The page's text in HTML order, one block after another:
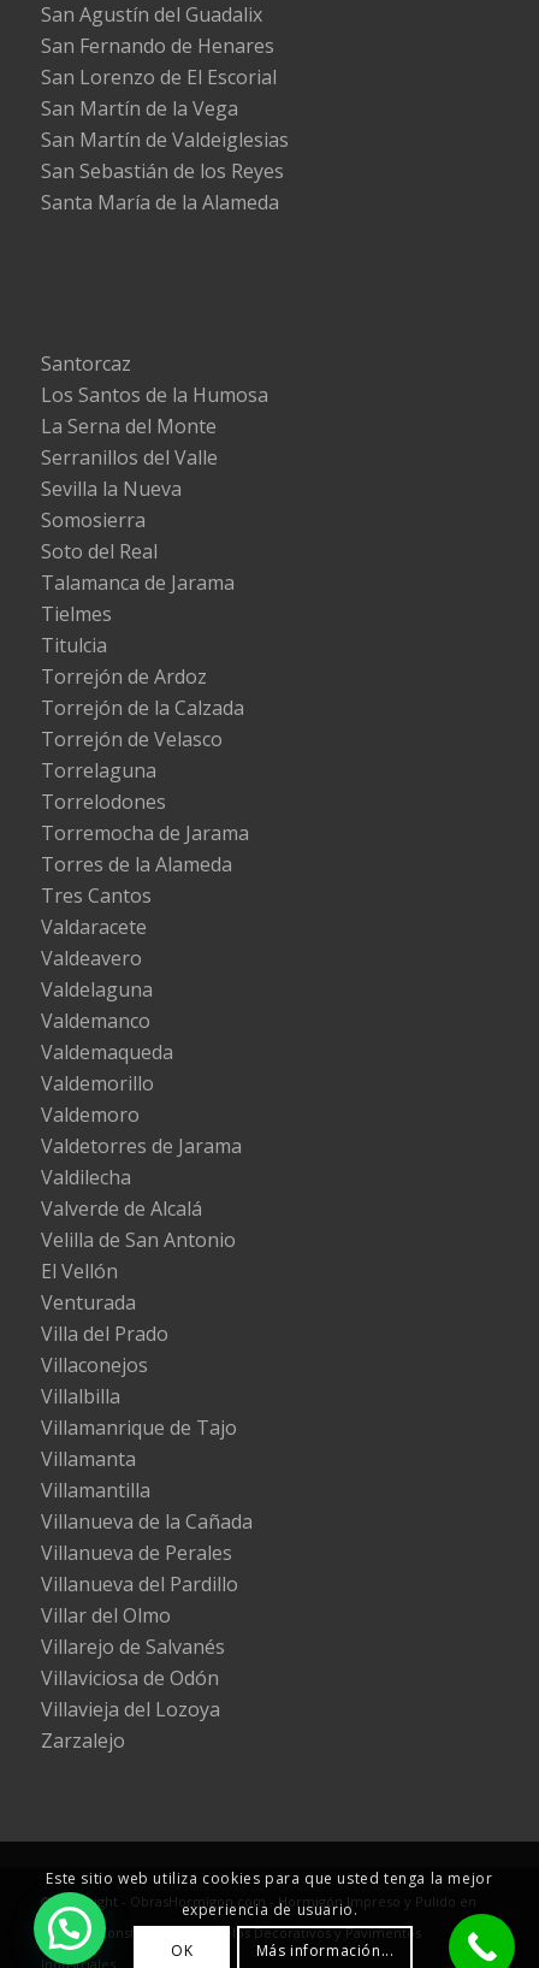
San Agustín del Guadalix
San Fernando de Henares
San Lorenzo de El Escorial
San Martín de la Vega
San Martín de Valdeiglesias
San Sebastián de los Reyes
Santa María de la Alameda
Santorcaz
Los Santos de la Humosa
La Serna del Monte
Serranillos del Valle
Sevilla la Nueva
Somosierra
Soto del Real
Talamanca de Jarama
Tielmes
Titulcia
Torrejón de Ardoz
Torrejón de la Calzada
Torrejón de Velasco
Torrelaguna
Torrelodones
Torremocha de Jarama
Torres de la Alameda
Tres Cantos
Valdaracete
Valdeavero
Valdelaguna
Valdemanco
Valdemaqueda
Valdemorillo
Valdemoro
Valdetorres de Jarama
Valdilecha
Valverde de Alcalá
Velilla de San Antonio
El Vellón
Venturada
Villa del Prado
Villaconejos
Villalbilla
Villamanrique de Tajo
Villamanta
Villamantilla
Villanueva de la Cañada
Villanueva de Perales
Villanueva del Pardillo
Villar del Olmo
Villarejo de Salvanés
Villaviciosa de Odón
Villavieja del Lozoya
Zarzalejo
© Copyright - ObrasHormigon.com - Hormigón Impreso y Pulido en
Madrid - Construcción de Suelos Decorativos y Pavimentos
Industriales
Este sitio web utiliza cookies para que usted tenga la mejor
experiencia de usuario.
OK Más información...